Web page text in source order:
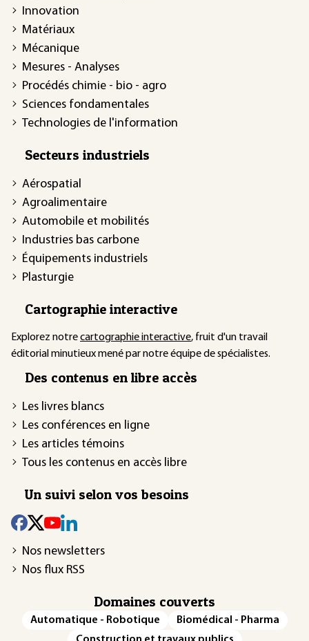
Innovation
Matériaux
Mécanique
Mesures - Analyses
Procédés chimie - bio - agro
Sciences fondamentales
Technologies de l'information
Secteurs industriels
Aérospatial
Agroalimentaire
Automobile et mobilités
Industries bas carbone
Équipements industriels
Plasturgie
Cartographie interactive
Explorez notrecartographie interactive, fruit d'un travail
éditorial minutieux mené par notre équipe de spécialistes.
Des contenus en libre accès
Les livres blancs
Les conférences en ligne
Les articles témoins
Tous les contenus en accès libre
Un suivi selon vos besoins
Nos newsletters
Nos flux RSS
Domaines couverts
Automatique - Robotique
Biomédical - Pharma